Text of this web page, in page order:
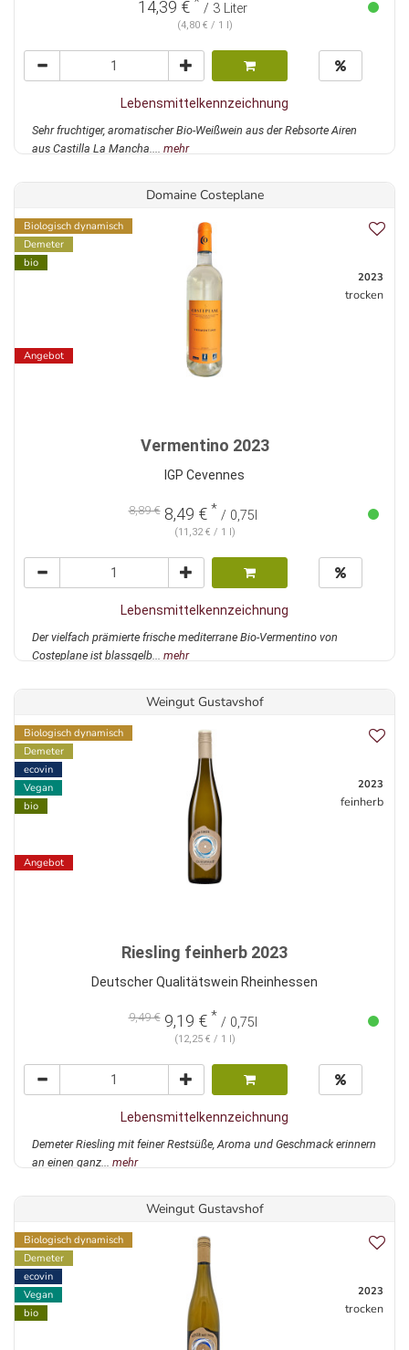
14,39 € / 3 Liter
(4,80 € / 1 l)
Lebensmittelkennzeichnung
Sehr fruchtiger, aromatischer Bio-Weißwein aus der Rebsorte Airen
aus Castilla La Mancha.... mehr
Domaine Costeplane
Biologisch dynamisch
Demeter
bio
Angebot
2023
trocken
Vermentino 2023
IGP Cevennes
8,89 €8,49 € * / 0,75l
(11,32 € / 1 l)
Lebensmittelkennzeichnung
Der vielfach prämierte frische mediterrane Bio-Vermentino von
Costeplane ist blassgelb... mehr
Weingut Gustavshof
Biologisch dynamisch
Demeter
ecovin
Vegan
bio
Angebot
2023
feinherb
Riesling feinherb 2023
Deutscher Qualitätswein Rheinhessen
9,49 €9,19 € * / 0,75l
(12,25 € / 1 l)
Lebensmittelkennzeichnung
Demeter Riesling mit feiner Restsüße, Aroma und Geschmack erinnern
an einen ganz... mehr
Weingut Gustavshof
Biologisch dynamisch
Demeter
ecovin
Vegan
bio
2023
trocken